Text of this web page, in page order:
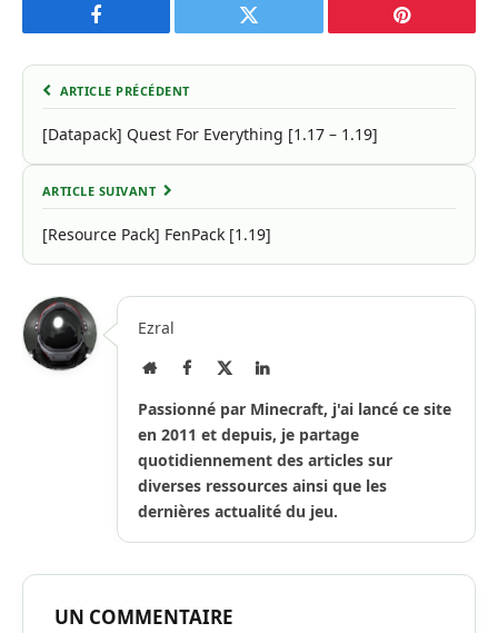
Facebook Twitter Pinterest
ARTICLE PRÉCÉDENT
[Datapack] Quest For Everything [1.17 – 1.19]
ARTICLE SUIVANT
[Resource Pack] FenPack [1.19]
Ezral
Site
Facebook LinkedIn
Passionné par Minecraft, j'ai lancé ce site
en 2011 et depuis, je partage
quotidiennement des articles sur
diverses ressources ainsi que les
dernières actualité du jeu.
UN COMMENTAIRE